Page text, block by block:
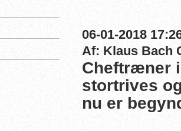
06-01-2018
Af: Klaus Bach
Cheftræner i
stortrives
nu er